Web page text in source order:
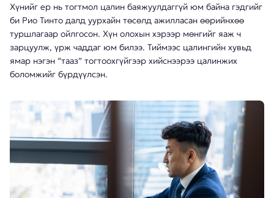
Хүнийг ер нь тогтмол цалин баяжуулдаггүй юм байна гэдгийг
би Рио Тинто далд уурхайн төсөлд ажилласан өөрийнхөө
туршлагаар ойлгосон. Хүн олохын хэрээр мөнгийг яаж ч
зарцуулж, үрж чаддаг юм билээ. Тиймээс цалингийн хувьд
ямар нэгэн “тааз” тогтоохгүйгээр хийснээрээ цалинжих
боломжийг бүрдүүлсэн.